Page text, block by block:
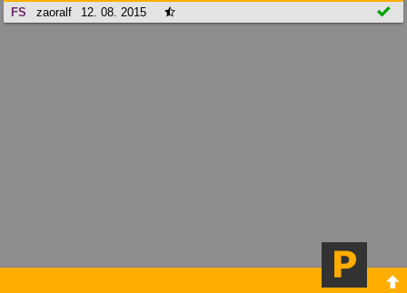
FS zaoralf 12. 08. 2015  
